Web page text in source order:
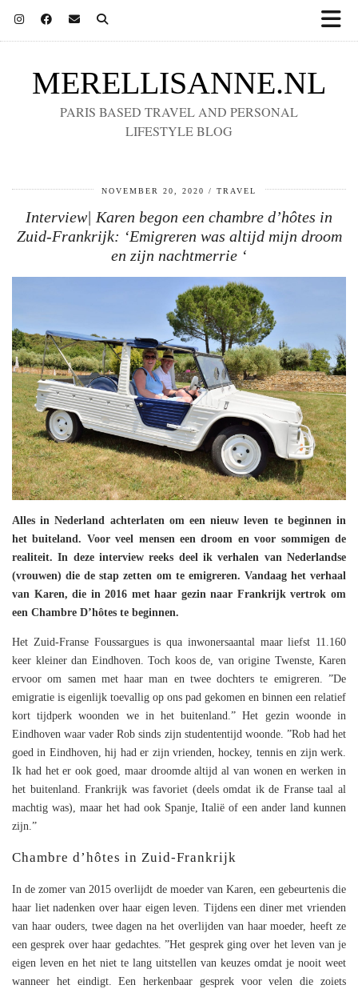
MERELLISANNE.NL
PARIS BASED TRAVEL AND PERSONAL
LIFESTYLE BLOG
NOVEMBER 20, 2020 TRAVEL
Interview| Karen begon een chambre d’hôtes in
Zuid-Frankrijk: ‘Emigreren was altijd mijn droom
en zijn nachtmerrie ‘
Alles in Nederland achterlaten om een nieuw leven te beginnen in
het buiteland. Voor veel mensen een droom en voor sommigen de
realiteit. In deze interview reeks deel ik verhalen van Nederlandse
(vrouwen) die de stap zetten om te emigreren. Vandaag het verhaal
van Karen, die in 2016 met haar gezin naar Frankrijk vertrok om
een Chambre D’hôtes te beginnen.
Het Zuid-Franse Foussargues is qua inwonersaantal maar liefst 11.160
keer kleiner dan Eindhoven. Toch koos de, van origine Twenste, Karen
ervoor om samen met haar man en twee dochters te emigreren. ”De
emigratie is eigenlijk toevallig op ons pad gekomen en binnen een relatief
kort tijdperk woonden we in het buitenland.” Het gezin woonde in
Eindhoven waar vader Rob sinds zijn studententijd woonde. ”Rob had het
goed in Eindhoven, hij had er zijn vrienden, hockey, tennis en zijn werk.
Ik had het er ook goed, maar droomde altijd al van wonen en werken in
het buitenland. Frankrijk was favoriet (deels omdat ik de Franse taal al
machtig was), maar het had ook Spanje, Italië of een ander land kunnen
zijn.”
Chambre d’hôtes in Zuid-Frankrijk
In de zomer van 2015 overlijdt de moeder van Karen, een gebeurtenis die
haar liet nadenken over haar eigen leven. Tijdens een diner met vrienden
van haar ouders, twee dagen na het overlijden van haar moeder, heeft ze
een gesprek over haar gedachtes. ”Het gesprek ging over het leven van je
eigen leven en het niet te lang uitstellen van keuzes omdat je nooit weet
wanneer het eindigt. Een herkenbaar gesprek voor velen die zoiets